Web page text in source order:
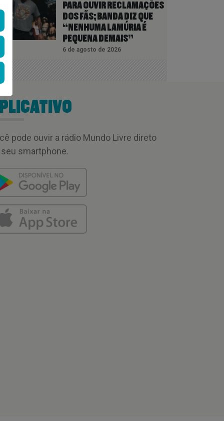
PARA OUVIR RECLAMAÇÕES
DOS FÃS; BANDA DIZ QUE
“NENHUMA LAMÚRIA É
PEQUENA DEMAIS”
6 de agosto de 2026
pode ouvir a rádio Mundo Livre direto
smartphone.